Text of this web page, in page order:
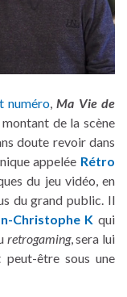
numéro,Ma Vie de
de la scène
doute revoir dans
appelée Rétro
du jeu vidéo, en
du grand public. Il
Christophe K qui
retrogaming, sera lui
être sous une